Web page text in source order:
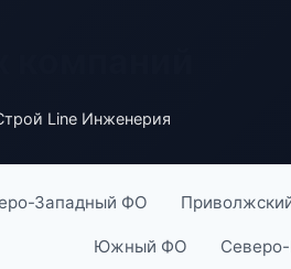
Line Инженерия
Западный ФО
Южный ФО